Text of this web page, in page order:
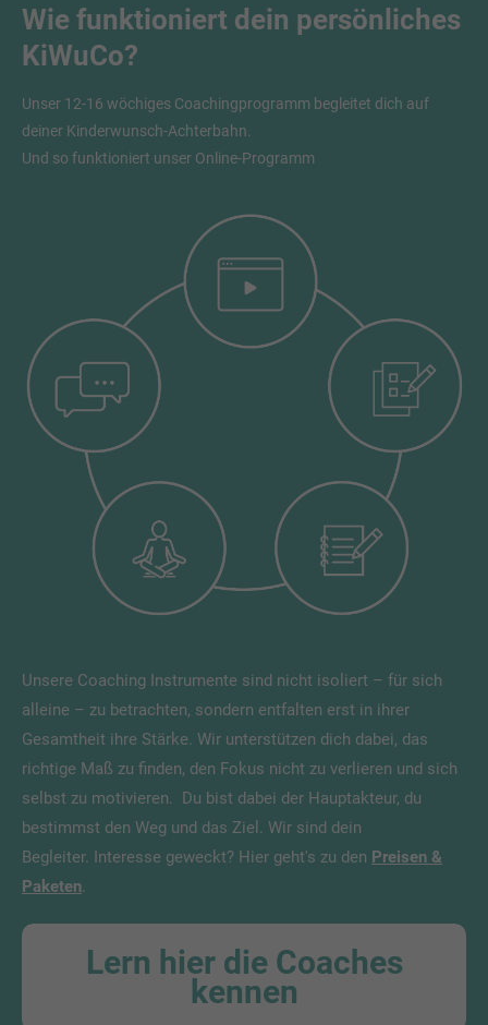
Wie funktioniert dein persönliches
KiWuCo?
Unser 12-16 wöchiges Coachingprogramm begleitet dich auf
deiner Kinderwunsch-Achterbahn.
Und so funktioniert unser Online-Programm
Unsere Coaching Instrumente sind nicht isoliert – für sich
alleine – zu betrachten, sondern entfalten erst in ihrer
Gesamtheit ihre Stärke. Wir unterstützen dich dabei, das
richtige Maß zu finden, den Fokus nicht zu verlieren und sich
selbst zu motivieren.
Du bist dabei der Hauptakteur, du
bestimmst den Weg und das Ziel. Wir sind dein
Begleiter. Interesse geweckt? Hier geht's zu den Preisen &
Paketen.
Lern hier die Coaches
kennen